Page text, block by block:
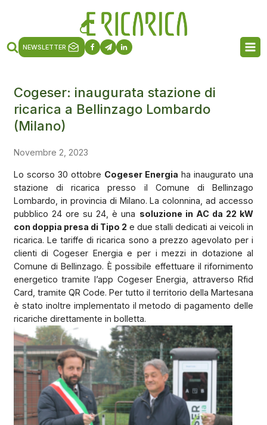
NEWSLETTER
Cogeser: inaugurata stazione di
ricarica a Bellinzago Lombardo
(Milano)
Novembre 2, 2023
Lo scorso 30 ottobre Cogeser Energia ha inaugurato una
stazione di ricarica presso il Comune di Bellinzago
Lombardo, in provincia di Milano. La colonnina, ad accesso
pubblico 24 ore su 24, è una soluzione in AC da 22 kW
con doppia presa di Tipo 2 e due stalli dedicati ai veicoli in
ricarica. Le tariffe di ricarica sono a prezzo agevolato per i
clienti di Cogeser Energia e per i mezzi in dotazione al
Comune di Bellinzago. È possibile effettuare il rifornimento
energetico tramite l’app Cogeser Energia, attraverso Rfid
Card, tramite QR Code. Per tutto il territorio della Martesana
è stato inoltre implementato il metodo di pagamento delle
ricariche direttamente in bolletta.